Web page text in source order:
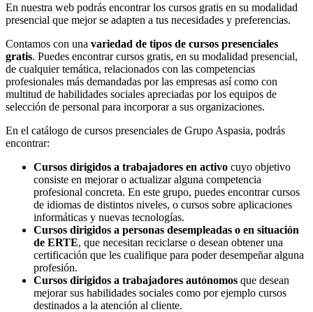
En nuestra web podrás encontrar los cursos gratis en su modalidad
presencial que mejor se adapten a tus necesidades y preferencias.
Contamos con una variedad de tipos de cursos presenciales
gratis. Puedes encontrar cursos gratis, en su modalidad presencial,
de cualquier temática, relacionados con las competencias
profesionales más demandadas por las empresas así como con
multitud de habilidades sociales apreciadas por los equipos de
selección de personal para incorporar a sus organizaciones.
En el catálogo de cursos presenciales de Grupo Aspasia, podrás
encontrar:
Cursos dirigidos a trabajadores en activo cuyo objetivo
consiste en mejorar o actualizar alguna competencia
profesional concreta. En este grupo, puedes encontrar cursos
de idiomas de distintos niveles, o cursos sobre aplicaciones
informáticas y nuevas tecnologías.
Cursos dirigidos a personas desempleadas o en situación
de ERTE, que necesitan reciclarse o desean obtener una
certificación que les cualifique para poder desempeñar alguna
profesión.
Cursos dirigidos a trabajadores autónomos que desean
mejorar sus habilidades sociales como por ejemplo cursos
destinados a la atención al cliente.